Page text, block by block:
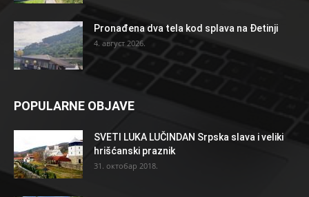
Pronađena dva tela kod splava na Đetinji
4. август 2026.
POPULARNE OBJAVE
SVETI LUKA LUČINDAN Srpska slava i veliki
hrišćanski praznik
31. октобар 2018.